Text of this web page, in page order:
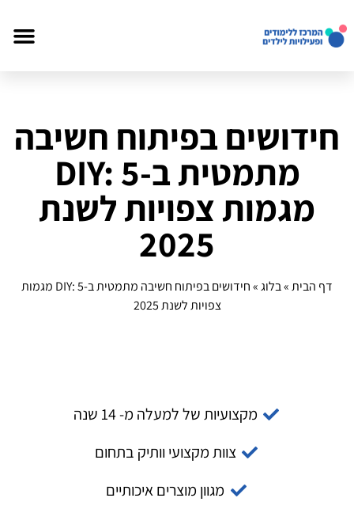
חידושים בפיתוח חשיבה
מתמטית ב‑DIY: 5
מגמות צפויות לשנת
2025
דף הבית»בלוג»
חידושים בפיתוח חשיבה מתמטית ב‑DIY: 5 מגמות
צפויות לשנת 2025
מקצועיות של למעלה מ- 14 שנה
צוות מקצועי וותיק בתחום
מגוון מוצרים איכותיים